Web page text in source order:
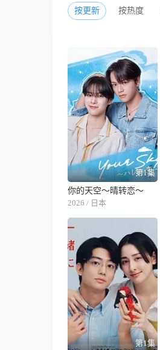
按更新 按热度
第1集
你的天空～晴转恋～
2026 / 日本
第1集